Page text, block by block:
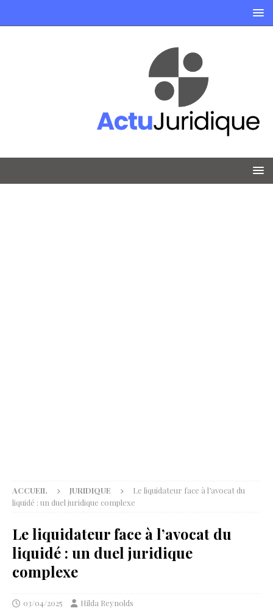
ACCUEIL JURIDIQUE
Le liquidateur face à l’avocat du
liquidé : un duel juridique complexe
Le liquidateur face à l’avocat du
liquidé : un duel juridique
complexe
03/04/2025 Hilda Reynolds